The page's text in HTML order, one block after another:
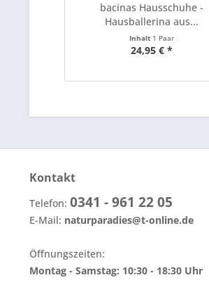
bacinas Hausschuhe -
Hausballerina aus...
Inhalt 1 Paar
24,95 € *
Kontakt
Telefon: 0341 - 961 22 05
E-Mail: naturparadies@t-online.de
Öffnungszeiten:
Montag - Samstag: 10:30 - 18:30 Uhr